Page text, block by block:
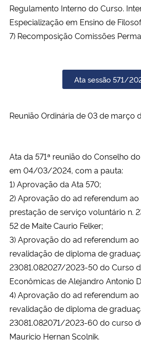
Regulamento Interno do Curso.
Especialização em Ensino de
7) Recomposição Comissões
Ata sessão 571/
Reunião Ordinária de 03 de março
Ata da 571ª reunião do Conselho
em 04/03/2024, com a pauta:
1) Aprovação da Ata 570;
2) Aprovação do ad referendum
prestação de serviço voluntário n.
52 de Maite Caurio Felker;
3) Aprovação do ad referendum
revalidação de diploma de
23081.082027/2023-50 do Curso
Econômicas de Alejandro Antonio
4) Aprovação do ad referendum
revalidação de diploma de
23081.082071/2023-60 do curso
Mauricio Hernan Scolnik.